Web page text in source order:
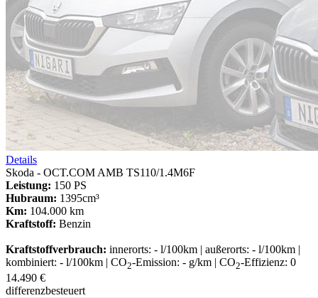
Details
Skoda - OCT.COM AMB TS110/1.4M6F
Leistung: 150 PS
Hubraum: 1395cm³
Km: 104.000 km
Kraftstoff: Benzin
Kraftstoffverbrauch: innerorts: - l/100km | außerorts: - l/100km |
kombiniert: - l/100km | CO2-Emission: - g/km | CO2-Effizienz: 0
14.490 €
differenzbesteuert